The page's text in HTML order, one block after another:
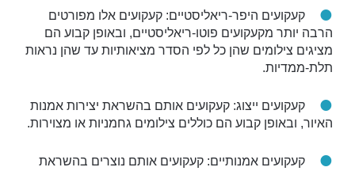
קעקועים היפר-ריאליסטיים: קעקועים אלו מפורטים
הרבה יותר מקעקועים פוטו-ריאליסטיים, ובאופן קבוע הם
מציגים צילומים שהן כל לפי הסדר מציאותיות עד שהן נראות
תלת-ממדיות.
קעקועים ייצוג: קעקועים אותם בהשראת יצירות אמנות
האיור, ובאופן קבוע הם כוללים צילומים גחמניות או מצוירות.
קעקועים אמנותיים: קעקועים אותם נוצרים בהשראת